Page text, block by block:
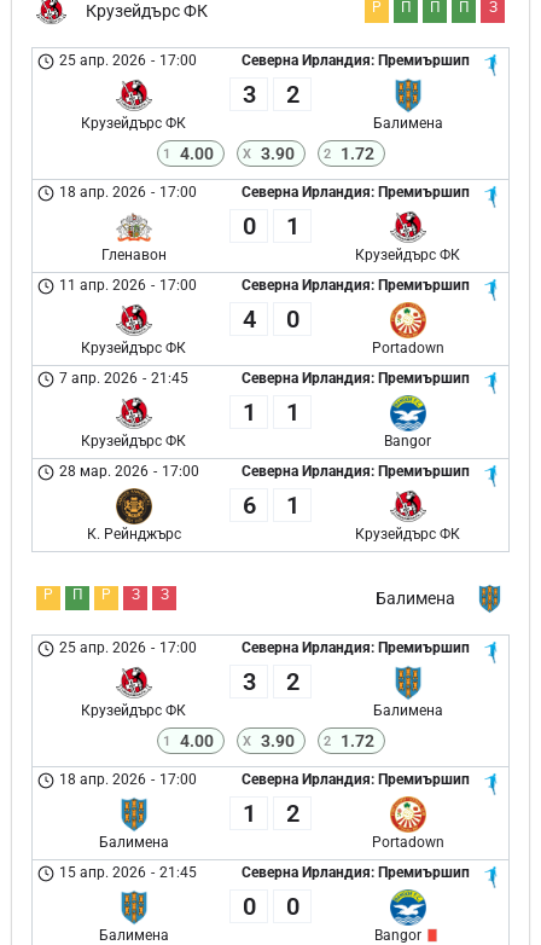
Крузейдърс ФК Р П П П З
Северна Ирландия: Премиършип
25 апр. 2026 - 17:00
Крузейдърс ФК
3 2
Балимена
1 4.00 X 3.90 2 1.72
Северна Ирландия: Премиършип
18 апр. 2026 - 17:00
Гленавон
0 1
Крузейдърс ФК
Северна Ирландия: Премиършип
11 апр. 2026 - 17:00
Крузейдърс ФК
4 0
Portadown
Северна Ирландия: Премиършип
7 апр. 2026 - 21:45
Крузейдърс ФК
1 1
Bangor
Северна Ирландия: Премиършип
28 мар. 2026 - 17:00
К. Рейнджърс
6 1
Крузейдърс ФК
Балимена
Р П Р З З
Северна Ирландия: Премиършип
25 апр. 2026 - 17:00
Крузейдърс ФК
3 2
Балимена
1 4.00 X 3.90 2 1.72
Северна Ирландия: Премиършип
18 апр. 2026 - 17:00
Балимена
1 2
Portadown
Северна Ирландия: Премиършип
15 апр. 2026 - 21:45
Балимена
0 0
Bangor